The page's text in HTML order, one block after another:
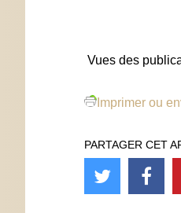
Vues des
Imprimer ou
PARTAGER CET